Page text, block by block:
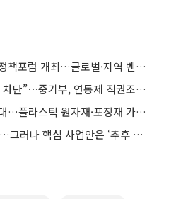
중기부·한벤투, 모태펀드 정책포럼 개최…글로벌·지역 벤처투자 논의
“원가 상승 부담 떠넘기기 차단”⋯중기부, 연동제 직권조사 착수
중기부, 중동전쟁 대응 확대…플라스틱 원자재·포장재 가격 점검
싸이월드, 10월 부활 예고…그러나 핵심 사업안은 ‘추후 공개’